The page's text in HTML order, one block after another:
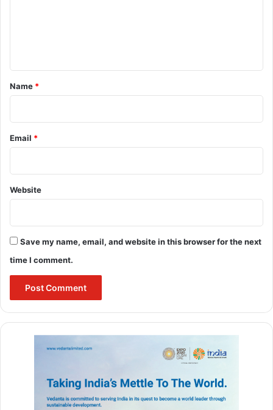
*
Name *
Email *
Website
Save my name, email, and website in this browser for the next
time I comment.